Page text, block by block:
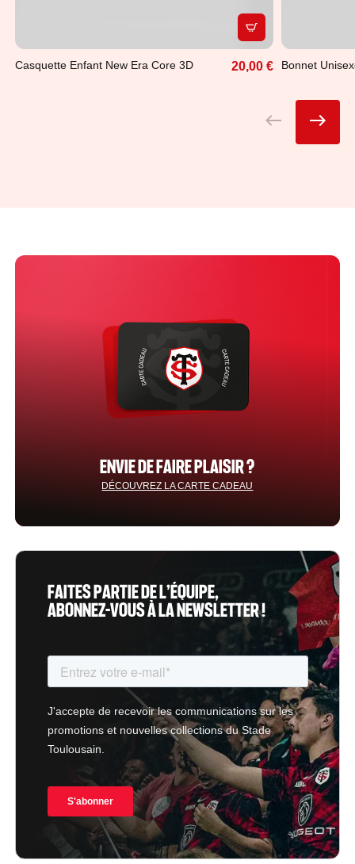
APERÇU RAPIDE
Casquette Enfant New Era Core 3D 20,00 € Bonnet
ENVIE DE FAIRE PLAISIR ?
DÉCOUVREZ LA CARTE CADEAU
FAITES PARTIE DE L’ÉQUIPE,
ABONNEZ-VOUS À LA NEWSLETTER !